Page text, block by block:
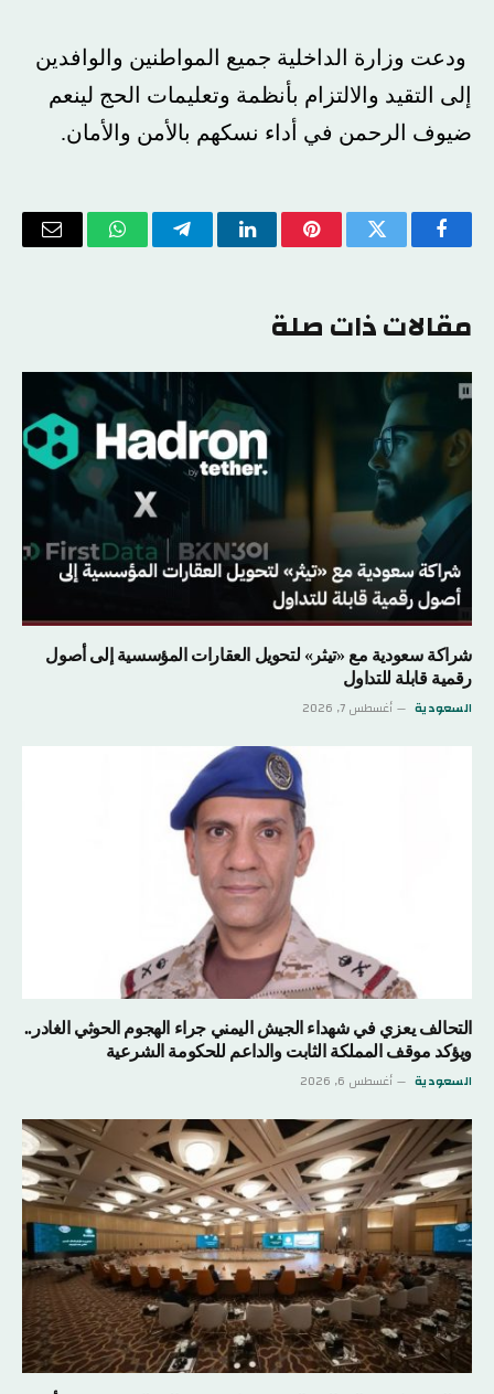
ودعت وزارة الداخلية جميع المواطنين والوافدين
إلى التقيد والالتزام بأنظمة وتعليمات الحج لينعم
ضيوف الرحمن في أداء نسكهم بالأمن والأمان.
فيسبوكتويتر بينتيريستلينكدإن تيلقرام واتسابالبريد
مقالات ذات صلة
شراكة سعودية مع «تيثر» لتحويل العقارات المؤسسية إلى أصول
رقمية قابلة للتداول
السعودية أغسطس 7, 2026
التحالف يعزي في شهداء الجيش اليمني جراء الهجوم الحوثي الغادر..
ويؤكد موقف المملكة الثابت والداعم للحكومة الشرعية
السعودية أغسطس 6, 2026